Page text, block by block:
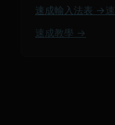
速成輸入法表 →
速成教學 →